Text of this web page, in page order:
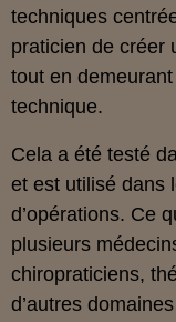
techniques
praticien de créer
tout en
technique.
Cela a été testé
et est utilisé dans
d’opérations. Ce
plusieurs
chiropraticiens,
d’autres